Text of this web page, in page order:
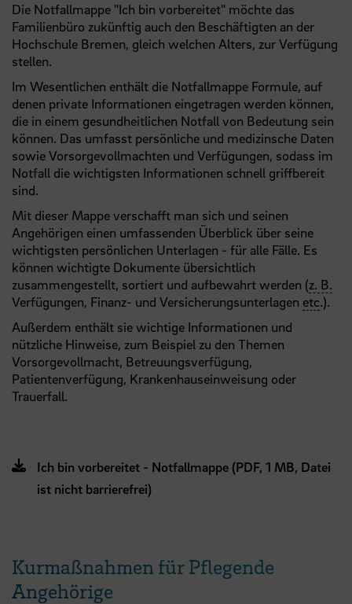
Die Notfallmappe "Ich bin vorbereitet" möchte das
Familienbüro zukünftig auch den Beschäftigten an der
Hochschule Bremen, gleich welchen Alters, zur Verfügung
stellen.
Im Wesentlichen enthält die Notfallmappe Formule, auf
denen private Informationen eingetragen werden können,
die in einem gesundheitlichen Notfall von Bedeutung sein
können. Das umfasst persönliche und medizinsche Daten
sowie Vorsorgevollmachten und Verfügungen, sodass im
Notfall die wichtigsten Informationen schnell griffbereit
sind.
Mit dieser Mappe verschafft man sich und seinen
Angehörigen einen umfassenden Überblick über seine
wichtigsten persönlichen Unterlagen - für alle Fälle. Es
können wichtigte Dokumente übersichtlich
zusammengestellt, sortiert und aufbewahrt werden (z. B.
Verfügungen, Finanz- und Versicherungsunterlagen etc.).
Außerdem enthält sie wichtige Informationen und
nützliche Hinweise, zum Beispiel zu den Themen
Vorsorgevollmacht, Betreuungsverfügung,
Patientenverfügung, Krankenhauseinweisung oder
Trauerfall.
Ich bin vorbereitet - Notfallmappe (PDF, 1 MB, Datei
ist nicht barrierefrei)
Kurmaßnahmen für Pflegende
Angehörige